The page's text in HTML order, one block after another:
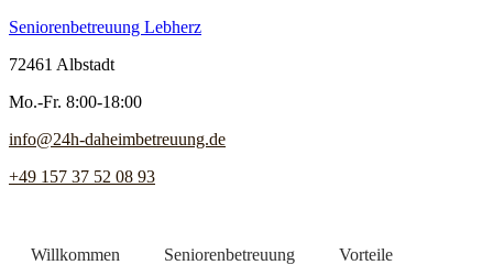
Seniorenbetreuung Lebherz
72461 Albstadt
Mo.-Fr. 8:00-18:00
info@24h-daheimbetreuung.de
+49 157 37 52 08 93
Willkommen Seniorenbetreuung Vorteile